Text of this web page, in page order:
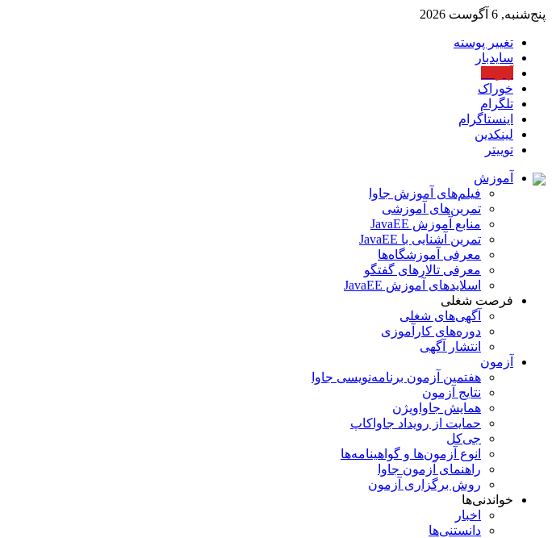
پنج‌شنبه, 6 آگوست 2026
تغییر پوسته
سایدبار
خوراک
تلگرام
اینستاگرام
لینکدین
توییتر
آموزش
فیلم‌های آموزش جاوا
تمرین‌های آموزشی
منابع آموزش JavaEE
تمرین آشنایی با JavaEE
معرفی آموزشگاه‌ها
معرفی تالارهای گفتگو
اسلایدهای آموزش JavaEE
فرصت شغلی
آگهی‌های شغلی
دوره‌های کارآموزی
انتشار آگهی
آزمون
هفتمین آزمون برنامه‌نویسی جاوا
نتایج آزمون
همایش جاواویژن
حمایت از رویداد جاواکاپ
جی‌کل
انوع آزمون‌ها و گواهینامه‌ها
راهنمای آزمون جاوا
روش برگزاری آزمون
خواندنی‌ها
اخبار
دانستنی‌ها